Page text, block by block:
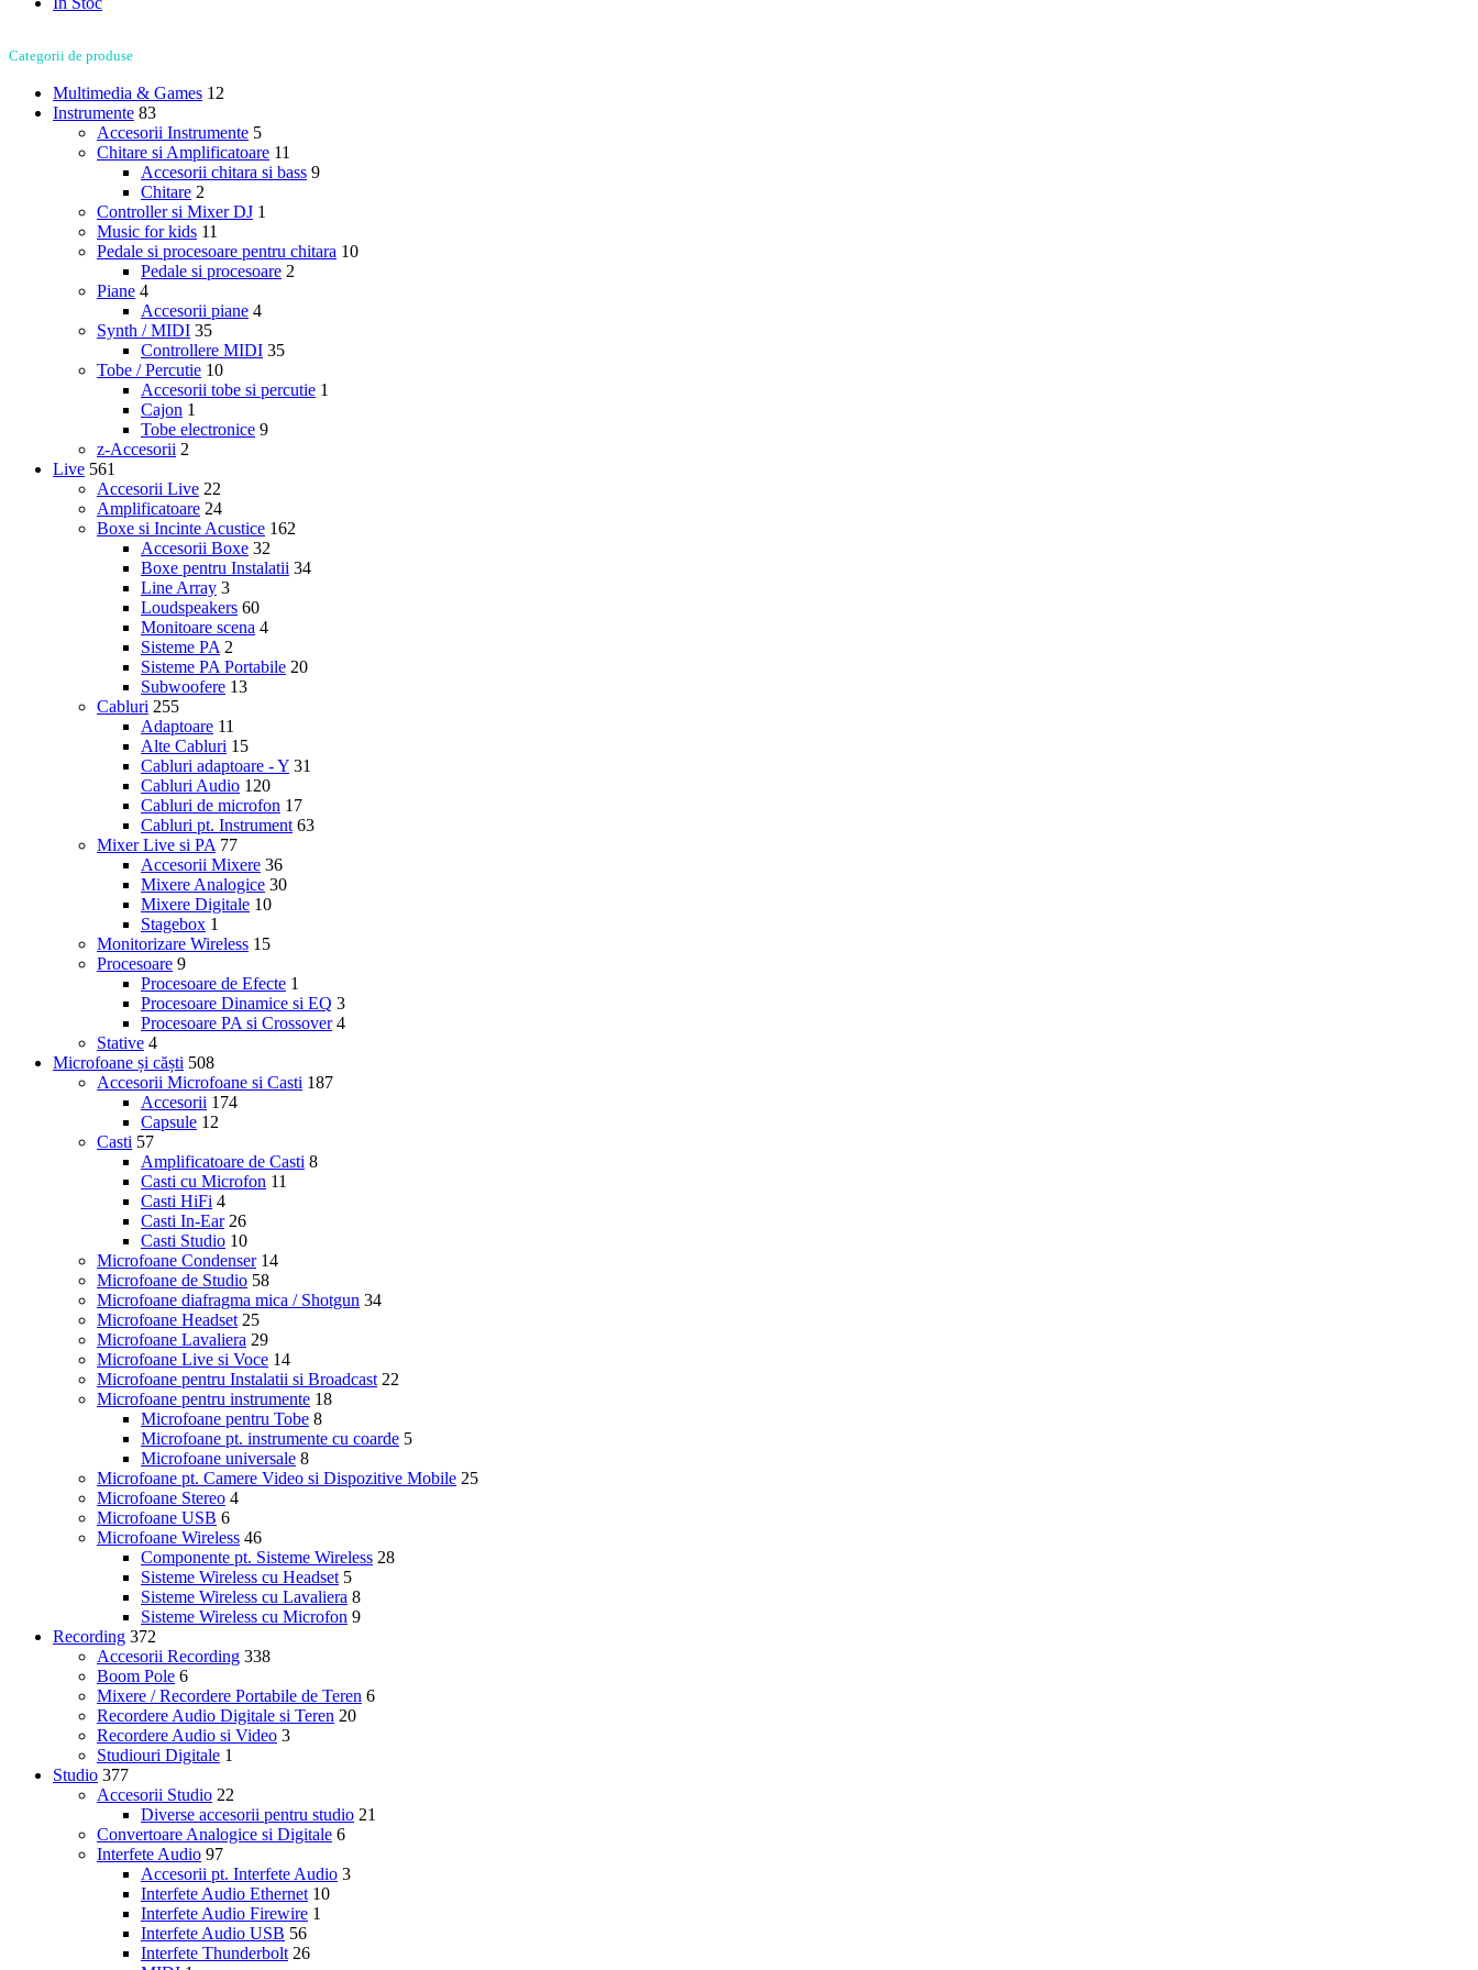
Categorii de produse
Multimedia & Games 12
Instrumente 83
Accesorii Instrumente 5
Chitare si Amplificatoare 11
Accesorii chitara si bass 9
Chitare 2
Controller si Mixer DJ 1
Music for kids 11
Pedale si procesoare pentru chitara 10
Pedale si procesoare 2
Piane 4
Accesorii piane 4
Synth / MIDI 35
Controllere MIDI 35
Tobe / Percutie 10
Accesorii tobe si percutie 1
Cajon 1
Tobe electronice 9
z-Accesorii 2
Live 561
Accesorii Live 22
Amplificatoare 24
Boxe si Incinte Acustice 162
Accesorii Boxe 32
Boxe pentru Instalatii 34
Line Array 3
Loudspeakers 60
Monitoare scena 4
Sisteme PA 2
Sisteme PA Portabile 20
Subwoofere 13
Cabluri 255
Adaptoare 11
Alte Cabluri 15
Cabluri adaptoare - Y 31
Cabluri Audio 120
Cabluri de microfon 17
Cabluri pt. Instrument 63
Mixer Live si PA 77
Accesorii Mixere 36
Mixere Analogice 30
Mixere Digitale 10
Stagebox 1
Monitorizare Wireless 15
Procesoare 9
Procesoare de Efecte 1
Procesoare Dinamice si EQ 3
Procesoare PA si Crossover 4
Stative 4
Microfoane și căști 508
Accesorii Microfoane si Casti 187
Accesorii 174
Capsule 12
Casti 57
Amplificatoare de Casti 8
Casti cu Microfon 11
Casti HiFi 4
Casti In-Ear 26
Casti Studio 10
Microfoane Condenser 14
Microfoane de Studio 58
Microfoane diafragma mica / Shotgun 34
Microfoane Headset 25
Microfoane Lavaliera 29
Microfoane Live si Voce 14
Microfoane pentru Instalatii si Broadcast 22
Microfoane pentru instrumente 18
Microfoane pentru Tobe 8
Microfoane pt. instrumente cu coarde 5
Microfoane universale 8
Microfoane pt. Camere Video si Dispozitive Mobile 25
Microfoane Stereo 4
Microfoane USB 6
Microfoane Wireless 46
Componente pt. Sisteme Wireless 28
Sisteme Wireless cu Headset 5
Sisteme Wireless cu Lavaliera 8
Sisteme Wireless cu Microfon 9
Recording 372
Accesorii Recording 338
Boom Pole 6
Mixere / Recordere Portabile de Teren 6
Recordere Audio Digitale si Teren 20
Recordere Audio si Video 3
Studiouri Digitale 1
Studio 377
Accesorii Studio 22
Diverse accesorii pentru studio 21
Convertoare Analogice si Digitale 6
Interfete Audio 97
Accesorii pt. Interfete Audio 3
Interfete Audio Ethernet 10
Interfete Audio Firewire 1
Interfete Audio USB 56
Interfete Thunderbolt 26